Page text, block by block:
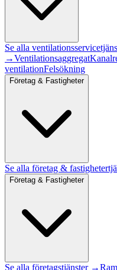
Se alla ventilationsservice
→Ventilationsaggregat
ventilationFelsökning
Företag & Fastigheter
Se alla företag & fastigheter
Företag & Fastigheter
Se alla företagstjänster →